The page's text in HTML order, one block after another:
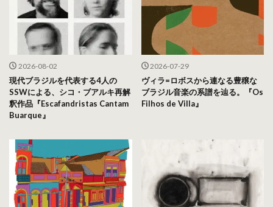
2026-08-02
現代ブラジルを代表する4人の
SSWによる、シコ・ブアルキ再解
釈作品『Escafandristas Cantam
Buarque』
2026-07-29
ヴィラ=ロボスから連なる豊穣な
ブラジル音楽の系譜を辿る。『Os
Filhos de Villa』